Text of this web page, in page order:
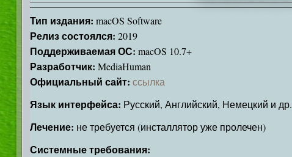
Тип издания: macOS Software
Релиз состоялся: 2019
Поддерживаемая ОС: macOS 10.7+
Разработчик: MediaHuman
Официальный сайт: ссылка
Язык интерфейса: Русский, Английский, Немецкий и др.
Лечение: не требуется (инсталлятор уже пролечен)
Системные требования: